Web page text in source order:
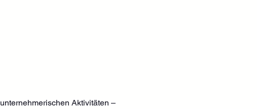
unternehmerischen Aktivitäten –